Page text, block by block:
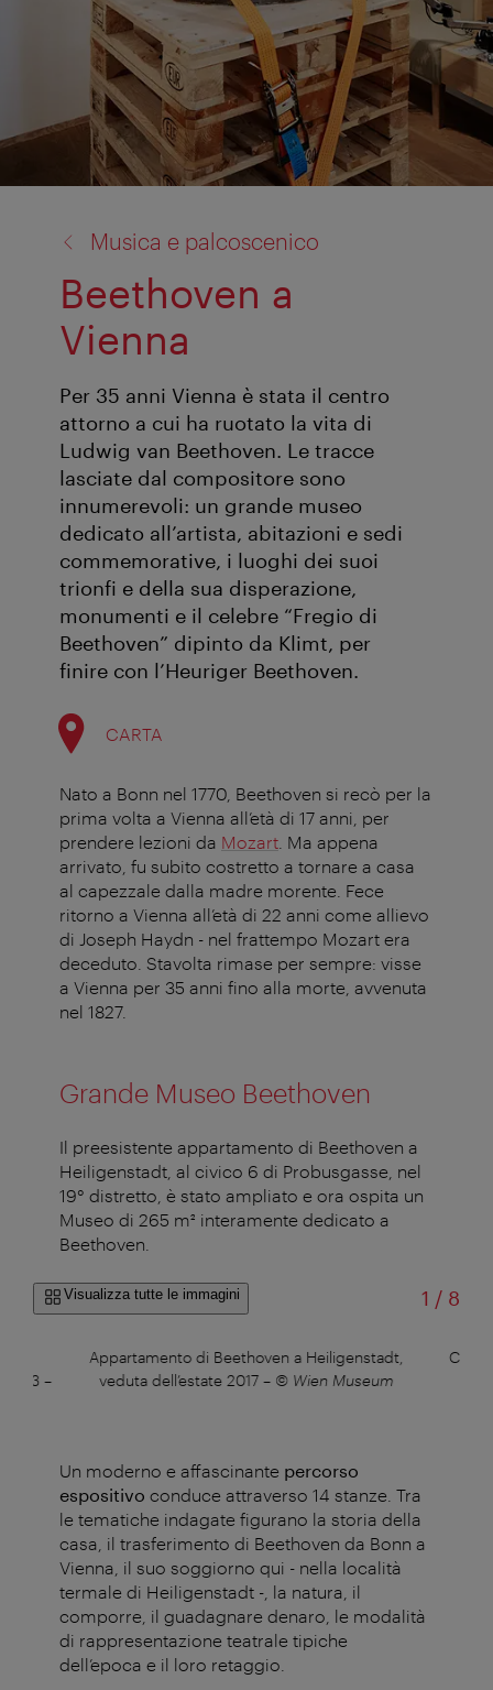
Musica e palcoscenico
Beethoven a
Vienna
Per 35 anni Vienna è stata il centro
attorno a cui ha ruotato la vita di
Ludwig van Beethoven. Le tracce
lasciate dal compositore sono
innumerevoli: un grande museo
dedicato all’artista, abitazioni e sedi
commemorative, i luoghi dei suoi
trionfi e della sua disperazione,
monumenti e il celebre “Fregio di
Beethoven” dipinto da Klimt, per
finire con l’Heuriger Beethoven.
CARTA
Nato a Bonn nel 1770, Beethoven si recò per la
prima volta a Vienna all’età di 17 anni, per
prendere lezioni da Mozart . Ma appena
arrivato, fu subito costretto a tornare a casa
al capezzale dalla madre morente. Fece
ritorno a Vienna all’età di 22 anni come allievo
di Joseph Haydn - nel frattempo Mozart era
deceduto. Stavolta rimase per sempre: visse
a Vienna per 35 anni fino alla morte, avvenuta
nel 1827.
Grande Museo Beethoven
Il preesistente appartamento di Beethoven a
Heiligenstadt, al civico 6 di Probusgasse, nel
19° distretto, è stato ampliato e ora ospita un
Museo di 265 m² interamente dedicato a
Beethoven.
Visualizza tutte le immagini 1 /di
8
1843–
Appartamento di Beethoven a Heiligenstadt,
veduta dell’estate 2017– © Wien Museum
Un moderno e affascinante percorso
espositivo conduce attraverso 14 stanze. Tra
le tematiche indagate figurano la storia della
casa, il trasferimento di Beethoven da Bonn a
Vienna, il suo soggiorno qui - nella località
termale di Heiligenstadt -, la natura, il
comporre, il guadagnare denaro, le modalità
di rappresentazione teatrale tipiche
dell’epoca e il loro retaggio.